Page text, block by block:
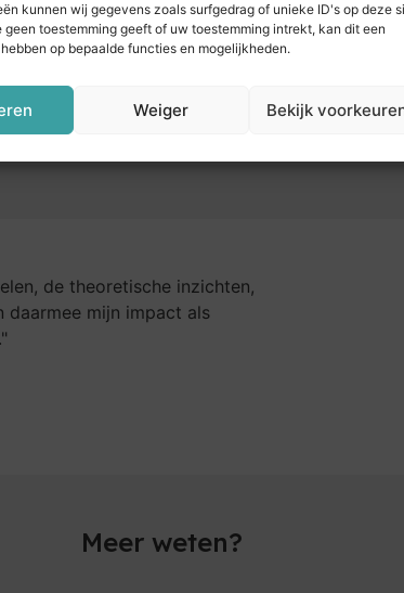
kunnen wij gegevens zoals surfgedrag of unieke ID's op deze
geen toestemming geeft of uw toestemming intrekt, kan dit een
op bepaalde functies en mogelijkheden.
Weiger Bekijk
de theoretische inzichten,
daarmee mijn impact als
Meer weten?